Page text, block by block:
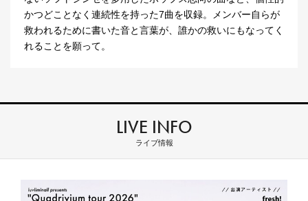
かつどことなく連続性を持った7曲を収録。メンバー自らが
救われるために書いた音と言葉が、誰かの救いにもなってく
れることを願って。
LIVE INFO
ライブ情報